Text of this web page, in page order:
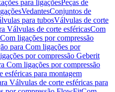
para ligaçõesPeças de
VedantesConjuntos de
para tubosVálvulas de corte
Válvulas de corte esféricasCom
Com ligações por compressão
para Com ligações por
por compressão Geberit
Com ligações por compressão
esféricas para montagem
Válvulas de corte esféricas para